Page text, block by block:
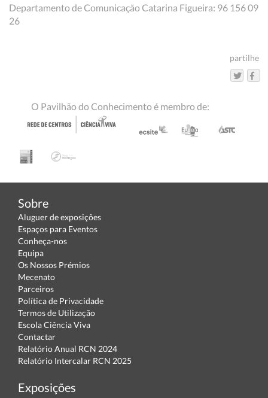
Departamento de Comunicação Catarina Figueira: 96 156 09
26
partilhe
O Pavilhão do Conhecimento é membro de:
Sobre
Aluguer de exposições
Espaços para Eventos
Conheça-nos
Equipa
Os Nossos Prémios
Mecenato
Parceiros
Política de Privacidade
Termos de Utilização
Escola Ciência Viva
Contactar
Relatório Anual RCN 2024
Relatório Intercalar RCN 2025
Exposições